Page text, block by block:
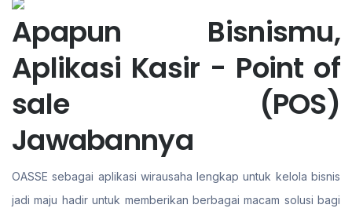
Apapun Bisnismu,
Aplikasi Kasir - Point of
sale (POS)
Jawabannya
OASSE sebagai aplikasi wirausaha lengkap untuk kelola bisnis
jadi maju hadir untuk memberikan berbagai macam solusi bagi